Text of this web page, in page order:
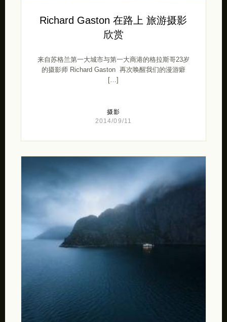
Richard Gaston 在路上 旅游摄影
欣赏
来自苏格兰第一大城市与第一大商港的格拉斯哥23岁
的摄影师 Richard Gaston 再次唤醒我们的漫游癖
[…]
摄影
2014/09/11